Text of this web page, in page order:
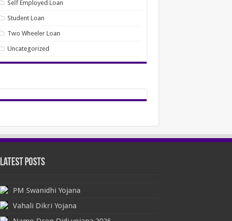
Self Employed Loan
Student Loan
Two Wheeler Loan
Uncategorized
Latest Posts
PM Swanidhi Yojana
Vahali Dikri Yojana